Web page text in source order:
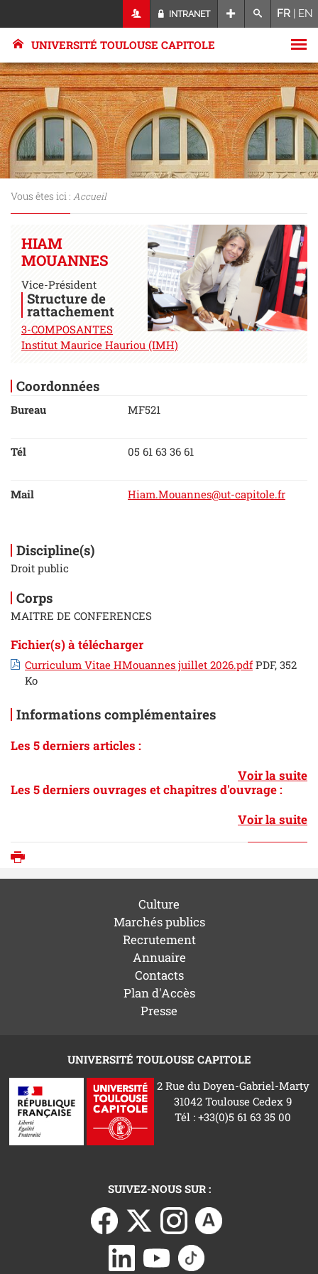
INTRANET FR | EN
UNIVERSITÉ TOULOUSE CAPITOLE
Vous êtes ici : Accueil
HIAM
MOUANNES
Vice-Président
Structure de
rattachement
3-COMPOSANTES
Institut Maurice Hauriou (IMH)
Coordonnées
Bureau MF521
Tél 05 61 63 36 61
Mail Hiam.Mouannes@ut-capitole.fr
Discipline(s)
Droit public
Corps
MAITRE DE CONFERENCES
Fichier(s) à télécharger
Curriculum Vitae HMouannes juillet 2026.pdf PDF, 352
Ko
Informations complémentaires
Les 5 derniers articles :
Voir la suite
Les 5 derniers ouvrages et chapitres d'ouvrage :
Voir la suite
Culture
Marchés publics
Recrutement
Annuaire
Contacts
Plan d'Accès
Presse
UNIVERSITÉ TOULOUSE CAPITOLE
2 Rue du Doyen-Gabriel-Marty
31042 Toulouse Cedex 9
Tél : +33(0)5 61 63 35 00
SUIVEZ-NOUS SUR :